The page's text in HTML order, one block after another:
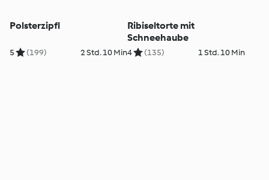
Polsterzipfl
5 (199) 2 Std. 10 Min
Ribiseltorte mit
Schneehaube
4 (135) 1 Std. 10 Min